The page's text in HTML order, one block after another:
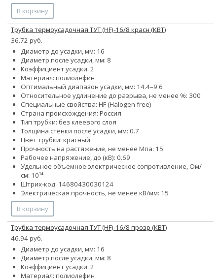
В корзину
Трубка термоусадочная ТУТ (HF)-16/8 красн (КВТ)
36.72 руб.
Диаметр до усадки, мм: 16
Диаметр после усадки, мм: 8
Коэффициент усадки: 2
Материал: полиолефин
Оптимальный диапазон усадки, мм: 14.4–9.6
Относительное удлинение до разрыва, не менее %: 300
Специальные свойства: HF (Halogen free)
Страна происхождения: Россия
Тип трубки: без клеевого слоя
Толщина стенки после усадки, мм: 0.7
Цвет трубки: красный
Прочность на растяжение, не менее Мпа: 15
Рабочее напряжение, до (кВ): 0.69
Удельное объемное электрическое сопротивление, Ом/
см: 10¹⁴
Штрих-код: 14680430030124
Электрическая прочность, не менее кВ/мм: 15
В корзину
Трубка термоусадочная ТУТ (HF)-16/8 прозр (КВТ)
46.94 руб.
Диаметр до усадки, мм: 16
Диаметр после усадки, мм: 8
Коэффициент усадки: 2
Материал: полиолефин